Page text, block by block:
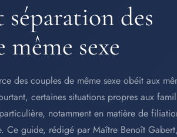
des
même sexe
des couples de même sexe obéit aux
certaines situations propres aux
notamment en matière de
Ce guide, rédigé par Maître Benoît